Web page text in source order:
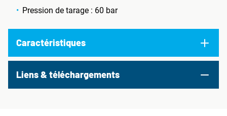
Pression de tarage : 60 bar
Caractéristiques
Liens & téléchargements